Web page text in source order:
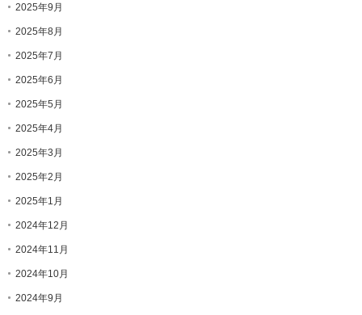
2025年9月
2025年8月
2025年7月
2025年6月
2025年5月
2025年4月
2025年3月
2025年2月
2025年1月
2024年12月
2024年11月
2024年10月
2024年9月